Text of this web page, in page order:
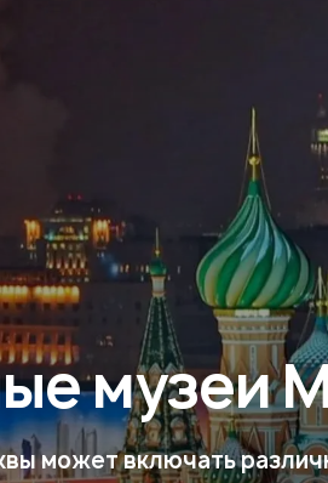
музеи
может включать